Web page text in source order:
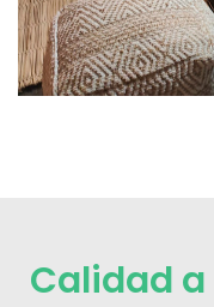
Calidad